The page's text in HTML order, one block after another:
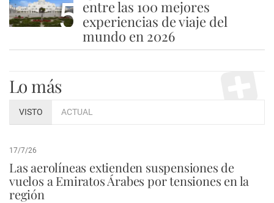
5 entre las 100 mejores
experiencias de viaje del
mundo en 2026
Lo más
VISTO ACTUAL
17/7/26
Las aerolíneas extienden suspensiones de
vuelos a Emiratos Árabes por tensiones en la
región